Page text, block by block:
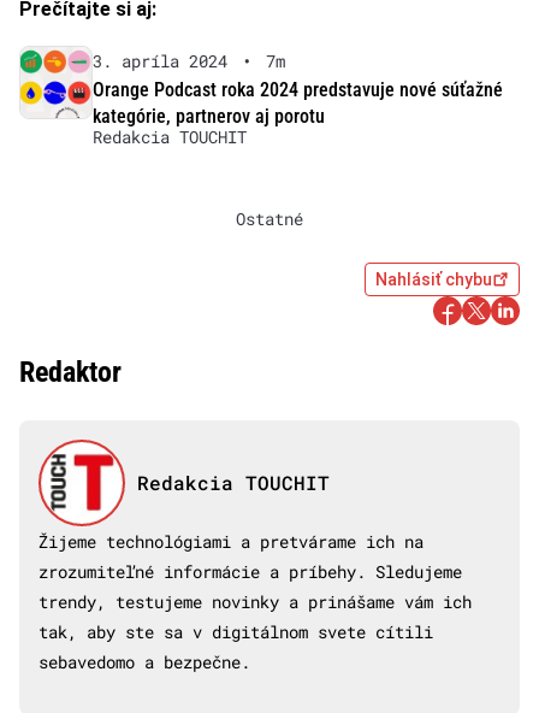
Prečítajte si aj:
3. apríla 2024 •
7m
Orange Podcast roka 2024 predstavuje nové súťažné
kategórie, partnerov aj porotu
Redakcia TOUCHIT
Ostatné
Nahlásiť chybu
Redaktor
Redakcia TOUCHIT
Žijeme technológiami a pretvárame ich na
zrozumiteľné informácie a príbehy. Sledujeme
trendy, testujeme novinky a prinášame vám ich
tak, aby ste sa v digitálnom svete cítili
sebavedomo a bezpečne.